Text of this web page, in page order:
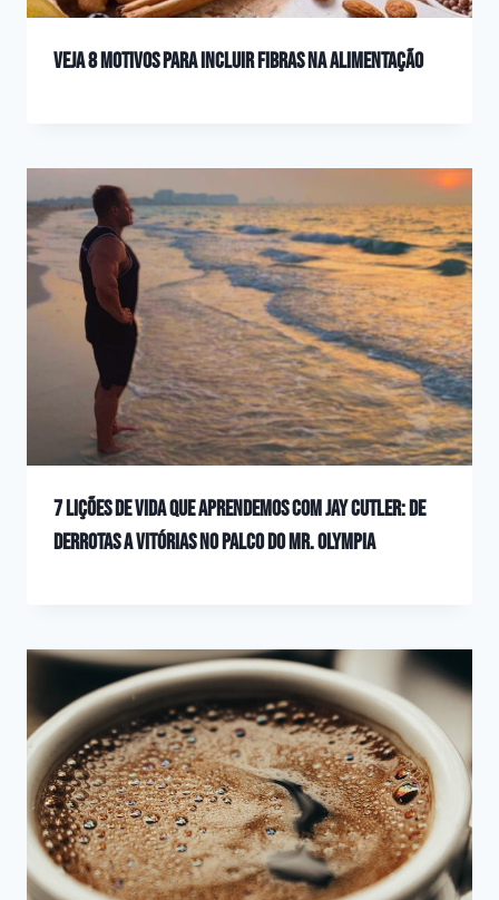
Veja 8 motivos para incluir fibras na alimentação
7 Lições de Vida que aprendemos com Jay Cutler: De
Derrotas a Vitórias no Palco do Mr. Olympia